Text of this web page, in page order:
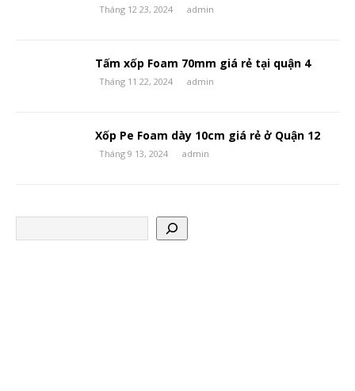
Tháng 12 23, 2024 admin
Tấm xốp Foam 70mm giá rẻ tại quận 4
Tháng 11 22, 2024 admin
Xốp Pe Foam dày 10cm giá rẻ ở Quận 12
Tháng 9 13, 2024 admin